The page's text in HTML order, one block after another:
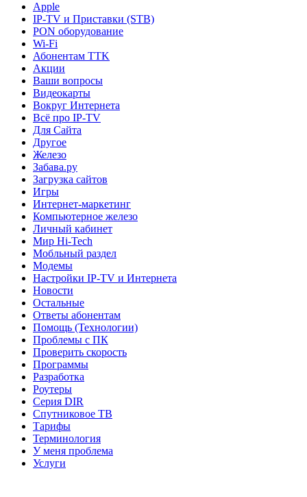
Apple
IP-TV и Приставки (STB)
PON оборудование
Wi-Fi
Абонентам TTK
Акции
Ваши вопросы
Видеокарты
Вокруг Интернета
Всё про IP-TV
Для Сайта
Другое
Железо
Забава.ру
Загрузка сайтов
Игры
Интернет-маркетинг
Компьютерное железо
Личный кабинет
Мир Hi-Tech
Мобльный раздел
Модемы
Настройки IP-TV и Интернета
Новости
Остальные
Ответы абонентам
Помощь (Технологии)
Проблемы с ПК
Проверить скорость
Программы
Разработка
Роутеры
Серия DIR
Спутниковое ТВ
Тарифы
Терминология
У меня проблема
Услуги